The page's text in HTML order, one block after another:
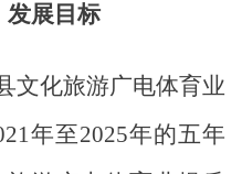
发展目标
文化旅游广电体育业
年至2025年的五年